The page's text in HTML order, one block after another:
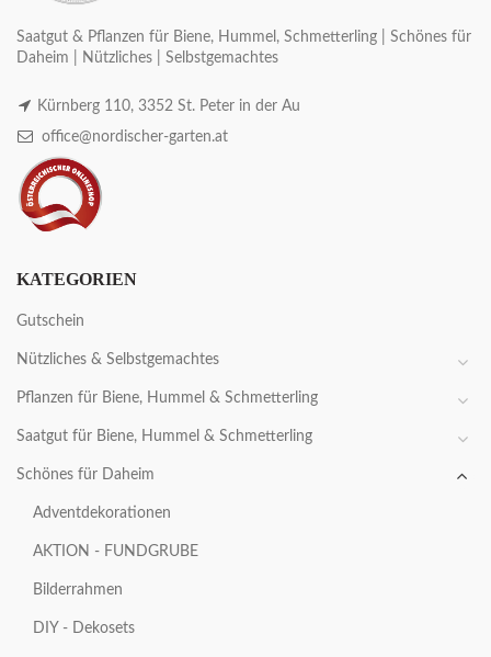
Saatgut & Pflanzen für Biene, Hummel, Schmetterling | Schönes für
Daheim | Nützliches | Selbstgemachtes
Kürnberg 110, 3352 St. Peter in der Au
office@nordischer-garten.at
KATEGORIEN
Gutschein
Nützliches & Selbstgemachtes
Pflanzen für Biene, Hummel & Schmetterling
Saatgut für Biene, Hummel & Schmetterling
Schönes für Daheim
Adventdekorationen
AKTION - FUNDGRUBE
Bilderrahmen
DIY - Dekosets